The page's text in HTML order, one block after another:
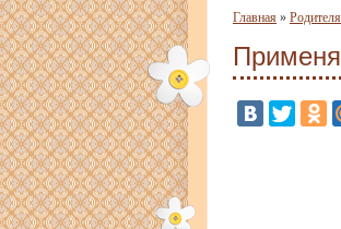
Главная »